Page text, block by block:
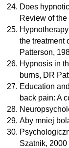
Does
Review of
the treatment
Patterson,
Hypnosis in
burns, DR
Education
back pain: A
Aby mniej
Szatnik, 2000